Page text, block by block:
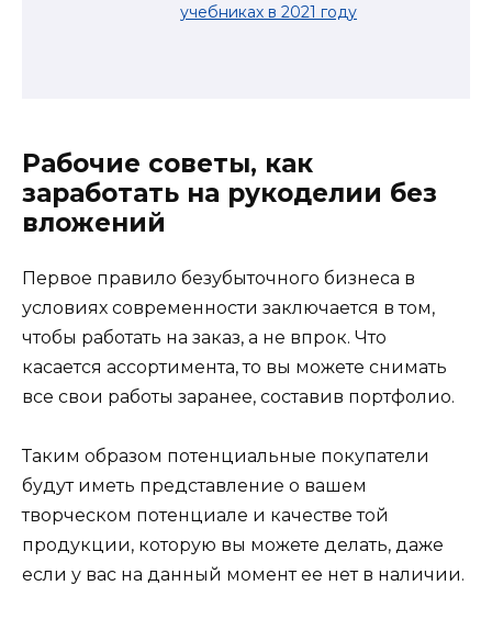
учебниках в 2021 году
Рабочие советы, как
заработать на рукоделии без
вложений
Первое правило безубыточного бизнеса в
условиях современности заключается в том,
чтобы работать на заказ, а не впрок. Что
касается ассортимента, то вы можете снимать
все свои работы заранее, составив портфолио.
Таким образом потенциальные покупатели
будут иметь представление о вашем
творческом потенциале и качестве той
продукции, которую вы можете делать, даже
если у вас на данный момент ее нет в наличии.